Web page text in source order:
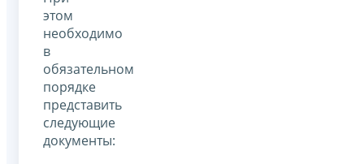
этом
необходимо
в
обязательном
порядке
представить
следующие
документы: